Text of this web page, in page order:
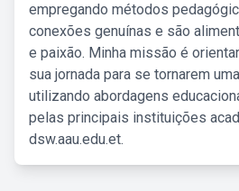
empregando métodos
conexões genuínas e são
e paixão. Minha missão é
sua jornada para se tornarem
utilizando abordagens
pelas principais instituições
dsw.aau.edu.et.